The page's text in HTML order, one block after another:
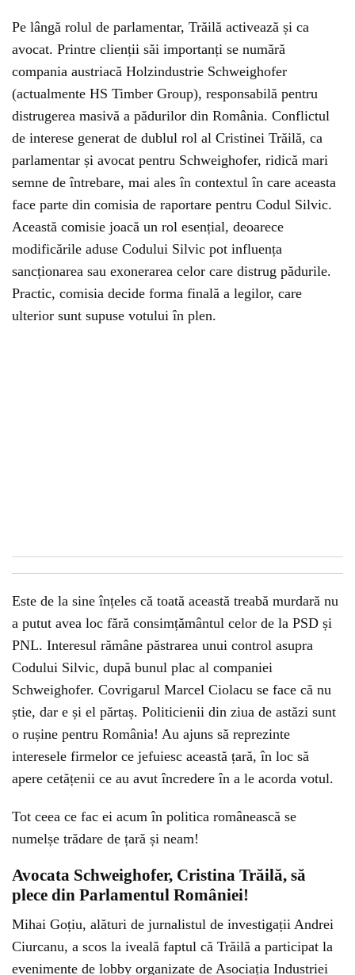
Pe lângă rolul de parlamentar, Trăilă activează și ca
avocat. Printre clienții săi importanți se numără
compania austriacă Holzindustrie Schweighofer
(actualmente HS Timber Group), responsabilă pentru
distrugerea masivă a pădurilor din România. Conflictul
de interese generat de dublul rol al Cristinei Trăilă, ca
parlamentar și avocat pentru Schweighofer, ridică mari
semne de întrebare, mai ales în contextul în care aceasta
face parte din comisia de raportare pentru Codul Silvic.
Această comisie joacă un rol esențial, deoarece
modificările aduse Codului Silvic pot influența
sancționarea sau exonerarea celor care distrug pădurile.
Practic, comisia decide forma finală a legilor, care
ulterior sunt supuse votului în plen.
Este de la sine înțeles că toată această treabă murdară nu
a putut avea loc fără consimțământul celor de la PSD și
PNL. Interesul rămâne păstrarea unui control asupra
Codului Silvic, după bunul plac al companiei
Schweighofer. Covrigarul Marcel Ciolacu se face că nu
știe, dar e și el părtaș. Politicienii din ziua de astăzi sunt
o rușine pentru România! Au ajuns să reprezinte
interesele firmelor ce jefuiesc această țară, în loc să
apere cetățenii ce au avut încredere în a le acorda votul.
Tot ceea ce fac ei acum în politica românească se
numelșe trădare de țară și neam!
Avocata Schweighofer, Cristina Trăilă, să
plece din Parlamentul României!
Mihai Goțiu, alături de jurnalistul de investigații Andrei
Ciurcanu, a scos la iveală faptul că Trăilă a participat la
evenimente de lobby organizate de Asociația Industriei